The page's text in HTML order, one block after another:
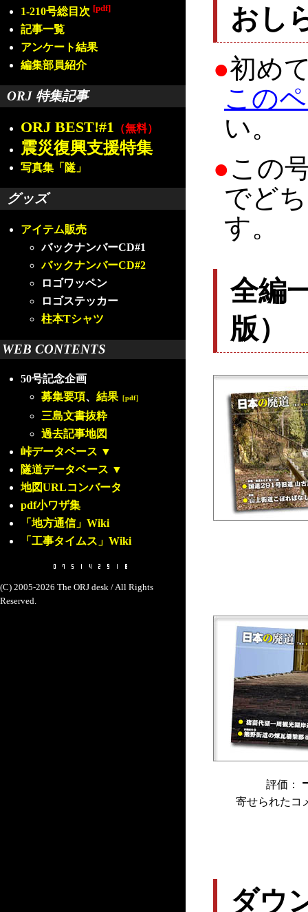
1-210号総目次 [pdf]
記事一覧
アンケート結果
編集部員紹介
ORJ 特集記事
ORJ BEST!#1 （無料）
震災復興支援特集
写真集「隧」
グッズ
アイテム販売
バックナンバーCD#1
バックナンバーCD#2
ロゴワッペン
ロゴステッカー
柱本Tシャツ
WEB CONTENTS
50号記念企画
募集要項、 結果 ［pdf］
三島文書抜粋
過去記事地図
峠データベース ▼
隧道データベース ▼
地図URLコンバータ
pdf小ワザ集
「地方通信」Wiki
「工事タイムス」Wiki
(C) 2005-2026 The ORJ desk / All Rights
Reserved.
おし
●初め
この
い。
●この
でど
す。
全編
版）
評価：
寄せられたコ
ダウ